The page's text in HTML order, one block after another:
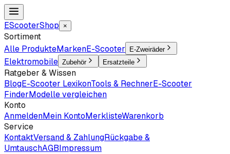
EScooterShop ×
Sortiment
Alle ProdukteMarkenE-Scooter E-Zweiräder
Elektromobile Zubehör Ersatzteile
Ratgeber & Wissen
BlogE-Scooter LexikonTools & RechnerE-Scooter
FinderModelle vergleichen
Konto
AnmeldenMein KontoMerklisteWarenkorb
Service
KontaktVersand & ZahlungRückgabe &
UmtauschAGBImpressum